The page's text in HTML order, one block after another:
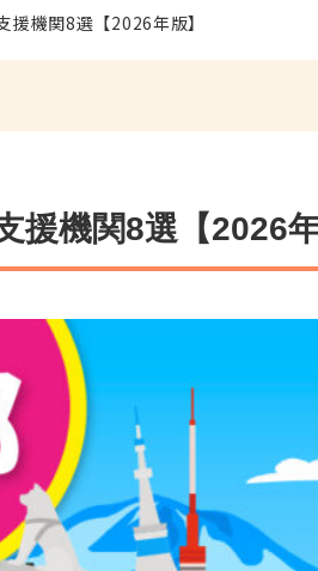
永住者･定住者･配偶者
高度専門職
インターンシップ
医療
技能
人採用
別採用
・研修
労務
・手続き
・マネジメント
市場
プレスリリース
立ち資料
援機関8選【2026年版】
援機関8選【2026年